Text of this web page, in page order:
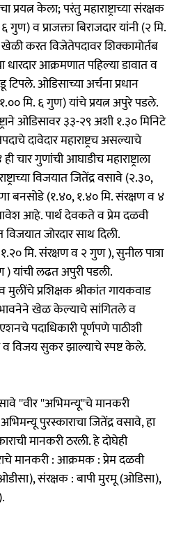
केला; परंतु महाराष्ट्राच्या संरक्षक
व प्राजक्ता बिराजदार यांनी (२ मि.
खेळी करत विजेतेपदावर शिक्कामोर्तब
आक्रमणात पहिल्या डावात व
टिपले. ओडिसाच्या अर्चना प्रधान
मि. ६ गुण) यांचे प्रयत्न अपुरे पडले.
ओडिसावर ३३-२९ अशी १.३० मिनिटे
दावेदार महाराष्ट्रच असल्याचे
चार गुणांची आघाडीच महाराष्ट्राला
विजयात जितेंद्र वसावे (२.३०,
बनसोडे (१.४०, १.४० मि. संरक्षण व ४
आहे. पार्थ देवकते व प्रेम दळवी
जोरदार साथ दिली.
मि. संरक्षण व २ गुण ), सुनील पात्रा
) यांची लढत अपुरी पडली.
प्रशिक्षक श्रीकांत गायकवाड
खेळ केल्याचे सांगितले व
पदाधिकारी पूर्णपणे पाठीशी
व विजय सुकर झाल्याचे स्पष्ट केले.
''वीर ''अभिमन्यू''चे मानकरी
पुरस्काराचा जितेंद्र वसावे, हा
मानकरी ठरली. हे दोघेही
मानकरी : आक्रमक : प्रेम दळवी
(ओडीसा), संरक्षक : बापी मुरमू (ओडिसा),